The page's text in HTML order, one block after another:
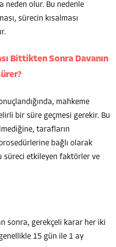
neden olur. Bu nedenle
sürecin kısalması
Bittikten Sonra Davanın
mahkeme
bir süre geçmesi gerekir. Bu
tarafların
bağlı olarak
süreci etkileyen faktörler ve
sonra, gerekçeli karar her iki
15 gün ile 1 ay